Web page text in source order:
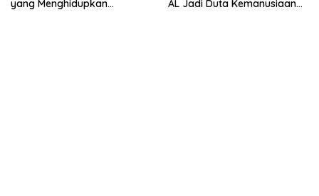
yang Menghidupkan
AL Jadi Duta Kemanusiaan